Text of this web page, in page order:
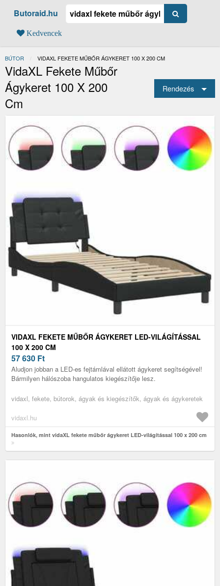
Butoraid.hu
Kedvencek
BÚTOR JELENLEGI:
VIDAXL FEKETE MŰBŐR ÁGYKERET 100 X 200 CM
VidaXL Fekete Műbőr
Ágykeret 100 X 200
Cm
Rendezés
VIDAXL FEKETE MŰBŐR ÁGYKERET LED-VILÁGÍTÁSSAL
100 X 200 CM
57 630 Ft
Aludjon jobban a LED-es fejtámlával ellátott ágykeret segítségével!
Bármilyen hálószoba hangulatos kiegészítője lesz.
vidaxl, fekete, bútorok, ágyak és kiegészítők, ágyak és ágykeretek
vidaxl.hu
Hasonlók, mint vidaXL fekete műbőr ágykeret LED-világítással 100 x 200 cm